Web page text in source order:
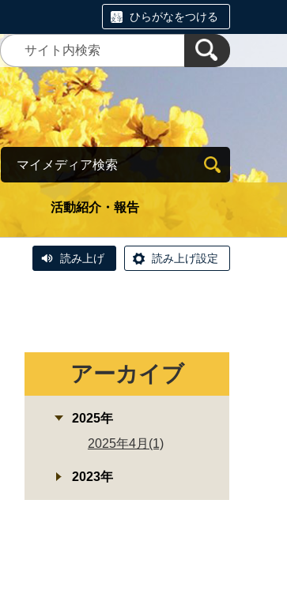
ひらがなをつける
活動紹介・報告
マイメディア検索
読み上げ 読み上げ設定
アーカイブ
2025年
2025年4月(1)
2023年